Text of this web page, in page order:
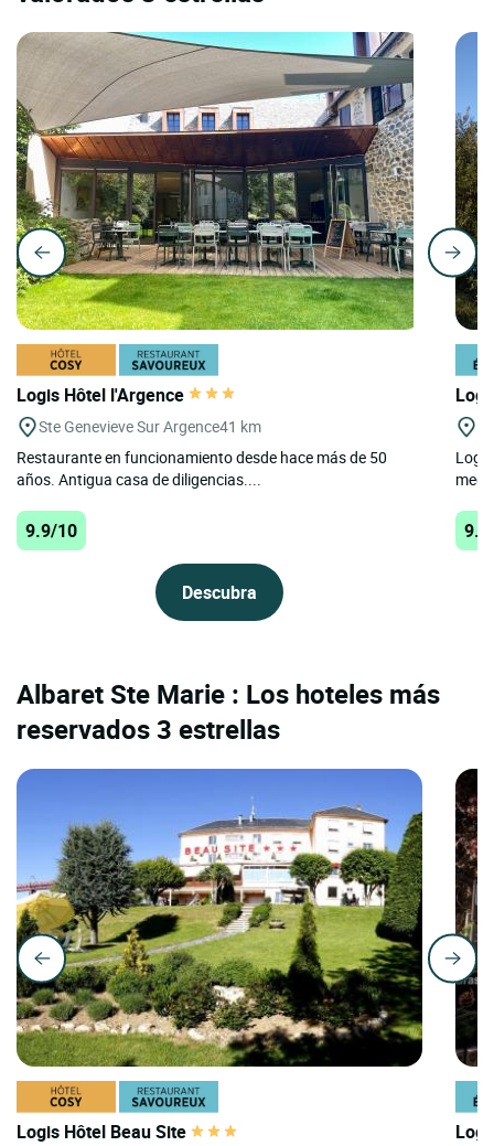
Logis Hôtel l'Argence
Ste Genevieve Sur Argence41 km
Restaurante en funcionamiento desde hace más de 50
años. Antigua casa de diligencias....
9.9/10
Descubra
Albaret Ste Marie : Los hoteles más
reservados 3 estrellas
Logis Hôtel Beau Site